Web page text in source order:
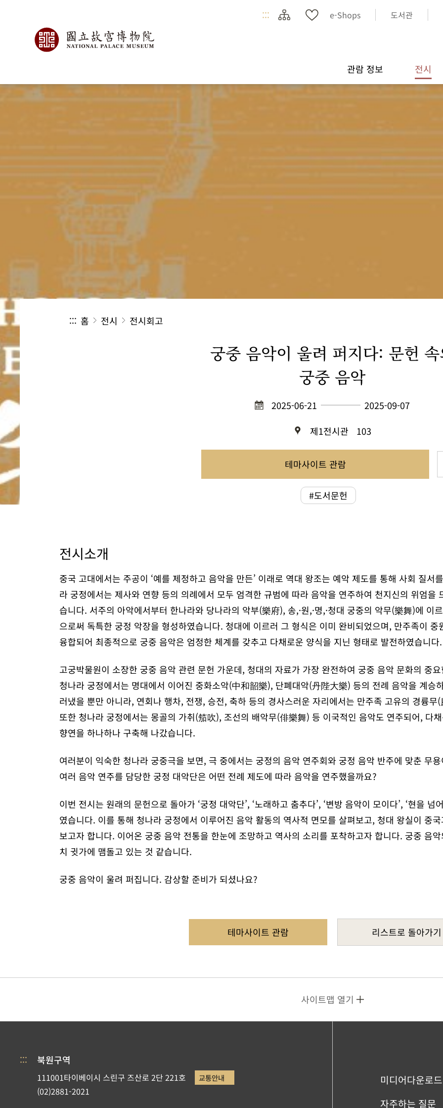
::: e-Shops 도서관
관람 정보 전시
::: 홈 전시 전시회고
궁중 음악이 울려 퍼지다: 문헌
궁중 음악
2025-06-21
2025-09-07
제1전시관
103
테마사이트 관람
#도서문헌
전시소개
중국 고대에서는 주공이 ‘예를 제정하고 음악을 만든’ 이래로 역대 왕조는 예악 제도를 통해 사회 질
라 궁정에서는 제사와 연향 등의 의례에서 모두 엄격한 규범에 따라 음악을 연주하여 천지신의 위엄을
습니다. 서주의 아악에서부터 한나라와 당나라의 악부(樂府), 송,·원,·명,·청대 궁중의 악무(樂舞)에 이
으로써 독특한 궁정 악장을 형성하였습니다. 청대에 이르러 그 형식은 이미 완비되었으며, 만주족이
융합되어 최종적으로 궁중 음악은 엄정한 체계를 갖추고 다채로운 양식을 지닌 형태로 발전하였습니다.
고궁박물원이 소장한 궁중 음악 관련 문헌 가운데, 청대의 자료가 가장 완전하여 궁중 음악 문화의 중
청나라 궁정에서는 명대에서 이어진 중화소악(中和韶樂), 단폐대악(丹陛大樂) 등의 전례 음악을 계승
러냈을 뿐만 아니라, 연회나 행차, 전쟁, 승전, 축하 등의 경사스러운 자리에서는 만주족 고유의 경륭
또한 청나라 궁정에서는 몽골의 가취(笳吹), 조선의 배악무(俳樂舞) 등 이국적인 음악도 연주되어, 다
향연을 하나하나 구축해 나갔습니다.
여러분이 익숙한 청나라 궁중극을 보면, 극 중에서는 궁정의 음악 연주회와 궁정 음악 반주에 맞춘 무
여러 음악 연주를 담당한 궁정 대악단은 어떤 전례 제도에 따라 음악을 연주했을까요?
이번 전시는 원래의 문헌으로 돌아가 ‘궁정 대악단’, ‘노래하고 춤추다’, ‘변방 음악이 모이다’, ‘현을
였습니다. 이를 통해 청나라 궁정에서 이루어진 음악 활동의 역사적 면모를 살펴보고, 청대 왕실이 중
보고자 합니다. 이어온 궁중 음악 전통을 한눈에 조망하고 역사의 소리를 포착하고자 합니다. 궁중 음
치 귓가에 맴돌고 있는 것 같습니다.
궁중 음악이 울려 퍼집니다. 감상할 준비가 되셨나요?
테마사이트 관람 리스트로 돌아가기
사이트맵 열기
::: 북원구역
111001타이베이시 스린구 즈산로 2단 221호 교통안내
(02)2881-2021
미디어다운로드
자주하는 질문